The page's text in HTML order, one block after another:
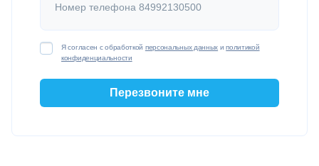
Номер телефона 84992130500
Я согласен с обработкой персональных данных иполитикой
конфиденциальности
Перезвоните мне